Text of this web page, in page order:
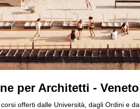
2026, autocostruzione e vita
urbana nell'ex borgo minerario
labili tra città e campagna, a
di Latina · Iscrizioni entro il
e progettare le strutture ospedalierie
Studi di Milano e Università Cattolica di
per Architetti - Veneto
offerti dalle Università, dagli Ordini e